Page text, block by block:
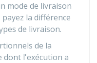
mode de livraison
la différence
de livraison.
de la
dont l'exécution a